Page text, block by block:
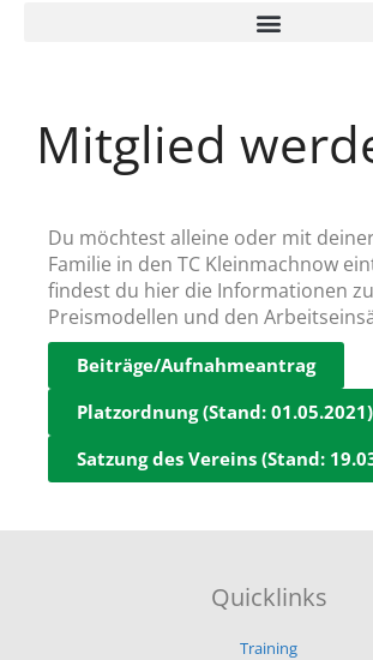
Mitglied
Du möchtest alleine oder mit
Familie in den TC Kleinmachnow
findest du hier die Informationen
Preismodellen und den
Beiträge/Aufnahmeantrag
Platzordnung (Stand: 01.05.2021)
Satzung des Vereins (Stand:
Quicklinks
Training